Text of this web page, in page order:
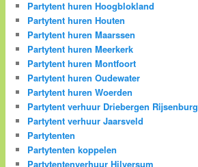
Partytent huren Hoogblokland
Partytent huren Houten
Partytent huren Maarssen
Partytent huren Meerkerk
Partytent huren Montfoort
Partytent huren Oudewater
Partytent huren Woerden
Partytent verhuur Driebergen Rijsenburg
Partytent verhuur Jaarsveld
Partytenten
Partytenten koppelen
Partytentenverhuur Hilversum